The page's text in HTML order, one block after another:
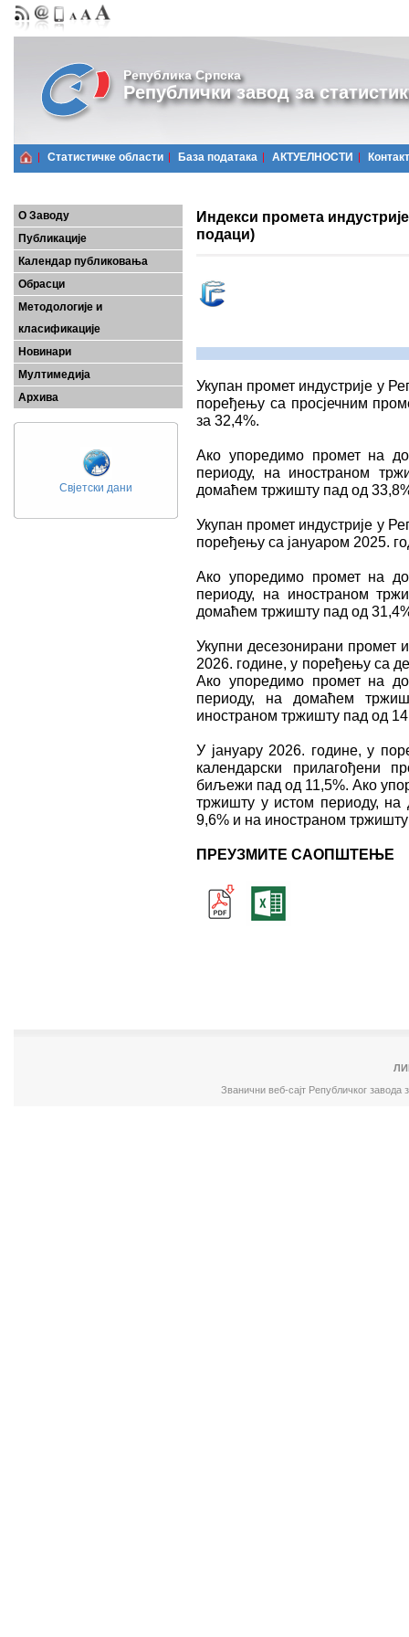
Република Српска
Републички завод за
Статистичке области Базa података АКТУЕЛНОСТИ Контакт
О Заводу
Публикације
Календар публиковања
Обрасци
Методологије и
класификације
Новинари
Мултимедија
Архива
Свјетски дани
Индекси промета
подаци)
Укупан промет индустрије у
поређењу са просјечним
за 32,4%.
Ако упоредимо промет на
периоду, на иностраном
домаћем тржишту пад од
Укупан промет индустрије у
поређењу са јануаром 2025.
Ако упоредимо промет на
периоду, на иностраном
домаћем тржишту пад од
Укупни десезонирани промет
2026. године, у поређењу са
Ако упоредимо промет на
периоду, на домаћем
иностраном тржишту пад од
У јануару 2026. године, у
календарски прилагођени
биљежи пад од 11,5%. Ако
тржишту у истом периоду,
9,6% и на иностраном
ПРЕУЗМИТЕ САОПШТЕЊЕ
Званични веб-сајт Републичког